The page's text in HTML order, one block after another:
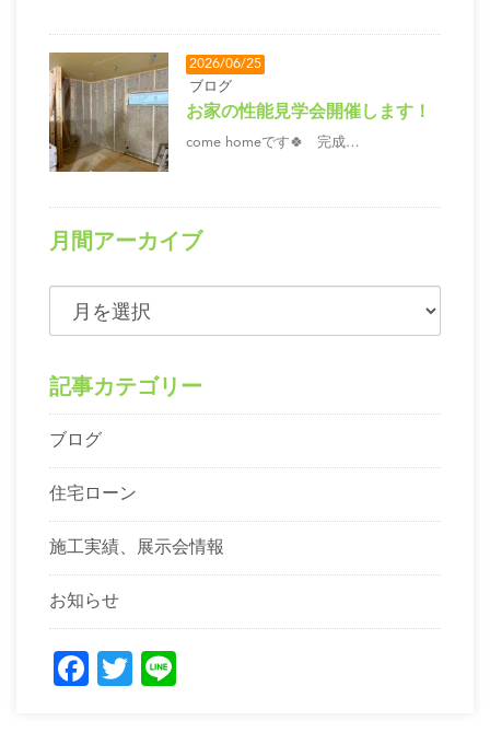
2026/06/25
ブログ
お家の性能見学会開催します！
come homeです🍀 完成…
月間アーカイブ
記事カテゴリー
ブログ
住宅ローン
施工実績、展示会情報
お知らせ
Facebook
Twitter